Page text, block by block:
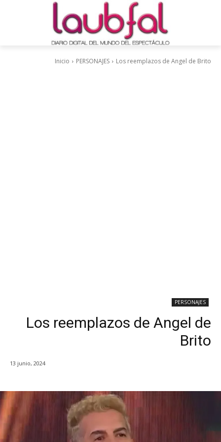
Inicio PERSONAJES Los reemplazos de Angel de Brito
PERSONAJES
Los reemplazos de Angel de
Brito
13 junio, 2024